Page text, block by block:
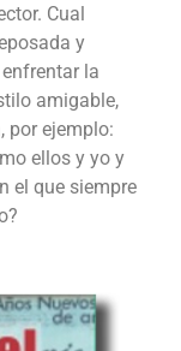
Cual
y
la
amigable,
por ejemplo:
ellos y yo y
el que siempre